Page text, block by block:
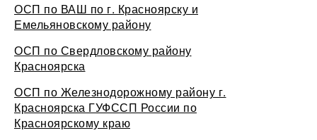
ОСП по ВАШ по г. Красноярску и
Емельяновскому району
ОСП по Свердловскому району
Красноярска
ОСП по Железнодорожному району г.
Красноярска ГУФССП России по
Красноярскому краю